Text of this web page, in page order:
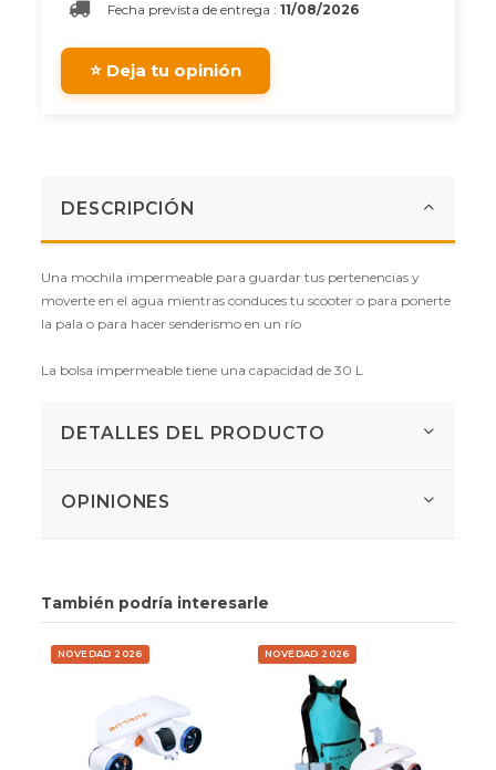
Fecha prevista de entrega :11/08/2026
⭐ Deja tu opinión
DESCRIPCIÓN
Una mochila impermeable para guardar tus pertenencias y
moverte en el agua mientras conduces tu scooter o para ponerte
la pala o para hacer senderismo en un río
La bolsa impermeable tiene una capacidad de 30 L
DETALLES DEL PRODUCTO
OPINIONES
También podría interesarle
NOVEDAD 2026 NOVEDAD 2026